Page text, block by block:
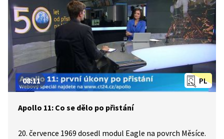
Zemí. Dozvíme se, kdo tvořil posádku Apolla 11, jaké
byly role astronautů a uslyšíme i slova zatím
posledního člověka, který na povrch Měsíce vstoupil.
PL
08:11
Apollo 11: Co se dělo po přistání
20. července 1969 dosedl modul Eagle na povrch Měsíce.